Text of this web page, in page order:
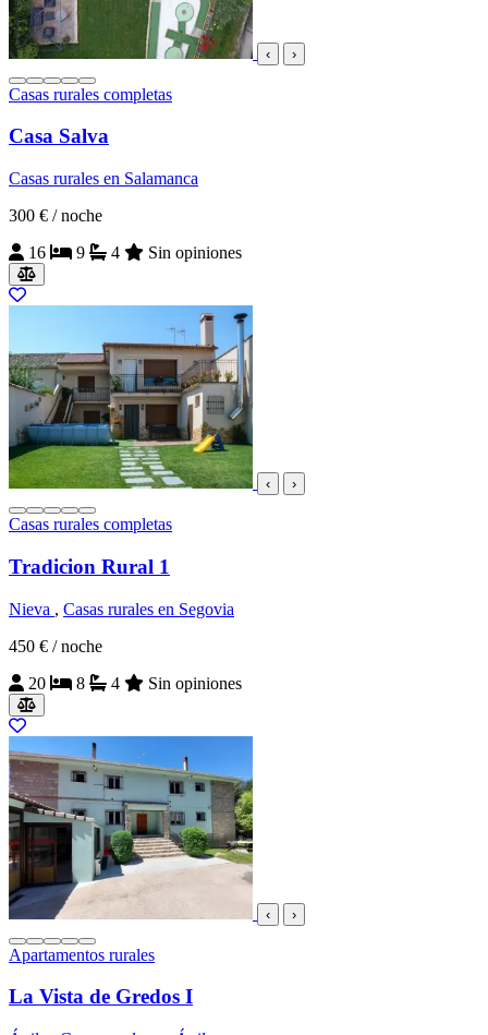
‹ ›
Casas rurales completas
Casa Salva
Casas rurales en Salamanca
300 € / noche
16
9 4 Sin opiniones
‹ ›
Casas rurales completas
Tradicion Rural 1
Nieva , Casas rurales en Segovia
450 € / noche
20
8 4 Sin opiniones
‹ ›
Apartamentos rurales
La Vista de Gredos I